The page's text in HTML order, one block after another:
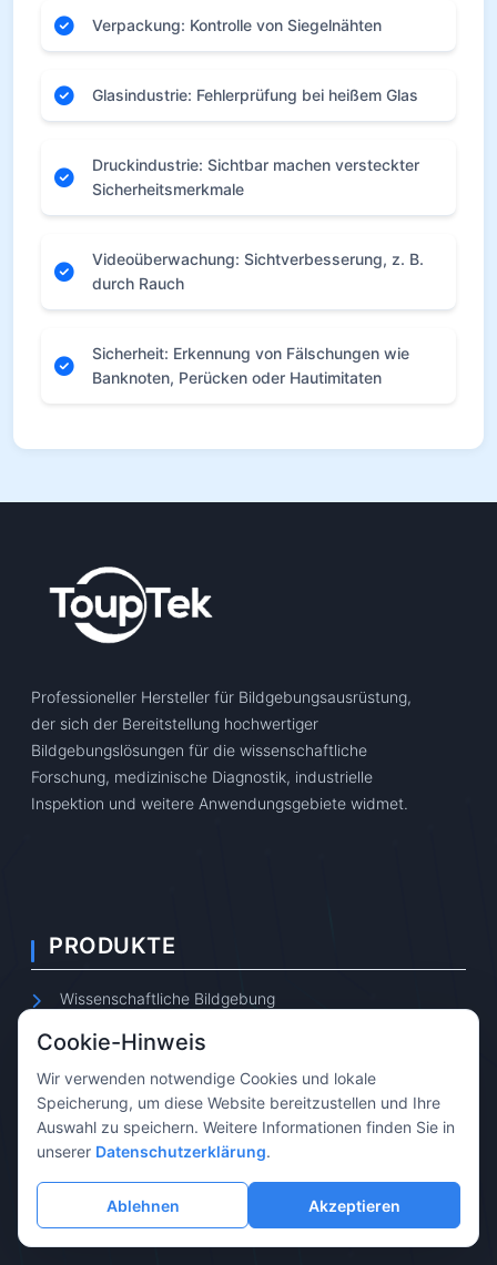
Verpackung: Kontrolle von Siegelnähten
Glasindustrie: Fehlerprüfung bei heißem Glas
Druckindustrie: Sichtbar machen versteckter
Sicherheitsmerkmale
Videoüberwachung: Sichtverbesserung, z. B.
durch Rauch
Sicherheit: Erkennung von Fälschungen wie
Banknoten, Perücken oder Hautimitaten
Professioneller Hersteller für Bildgebungsausrüstung,
der sich der Bereitstellung hochwertiger
Bildgebungslösungen für die wissenschaftliche
Forschung, medizinische Diagnostik, industrielle
Inspektion und weitere Anwendungsgebiete widmet.
PRODUKTE
Wissenschaftliche Bildgebung
Erweiterte Bildgebung
Intelligente Bildgebung
Weltraum-Bildgebung
OEM/ODM
Cookie-Hinweis
Wir verwenden notwendige Cookies und lokale
Speicherung, um diese Website bereitzustellen und Ihre
Auswahl zu speichern. Weitere Informationen finden Sie in
unserer Datenschutzerklärung.
Ablehnen Akzeptieren